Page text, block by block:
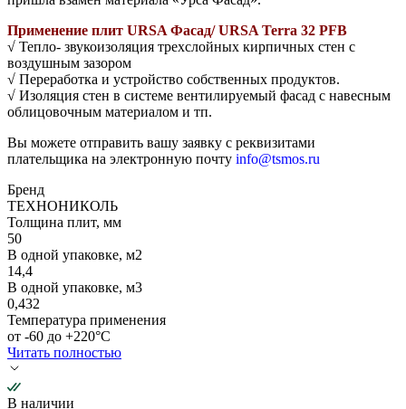
Применение плит URSA Фасад/ URSA Terra 32 PFB
√ Тепло- звукоизоляция трехслойных кирпичных стен с
воздушным зазором
√ Переработка и устройство собственных продуктов.
√ Изоляция стен в системе вентилируемый фасад с навесным
облицовочным материалом и тп.
Вы можете отправить вашу заявку с реквизитами
плательщика на электронную почту info@tsmos.ru
Бренд
ТЕХНОНИКОЛЬ
Толщина плит, мм
50
В одной упаковке, м2
14,4
В одной упаковке, м3
0,432
Температура применения
от -60 до +220°С
Читать полностью
В наличии